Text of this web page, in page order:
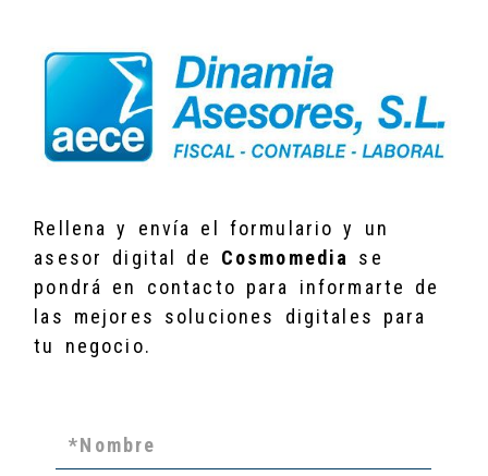
Rellena y envía el formulario y un
asesor digital de Cosmomedia se
pondrá en contacto para informarte de
las mejores soluciones digitales para
tu negocio.